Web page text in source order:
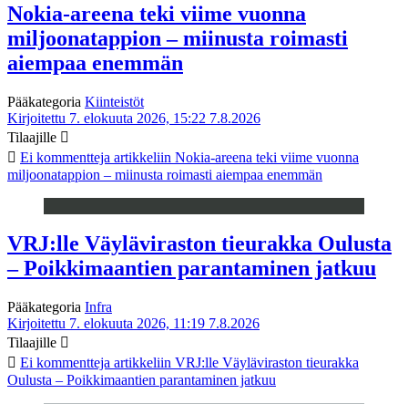
Nokia-areena teki viime vuonna
miljoonatappion – miinusta roimasti
aiempaa enemmän
Pääkategoria Kiinteistöt
Kirjoitettu 7. elokuuta 2026, 15:22 7.8.2026
Tilaajille
Ei kommentteja artikkeliin Nokia-areena teki viime vuonna
miljoonatappion – miinusta roimasti aiempaa enemmän
VRJ:lle Väyläviraston tieurakka Oulusta
– Poikkimaantien parantaminen jatkuu
Pääkategoria Infra
Kirjoitettu 7. elokuuta 2026, 11:19 7.8.2026
Tilaajille
Ei kommentteja artikkeliin VRJ:lle Väyläviraston tieurakka
Oulusta – Poikkimaantien parantaminen jatkuu